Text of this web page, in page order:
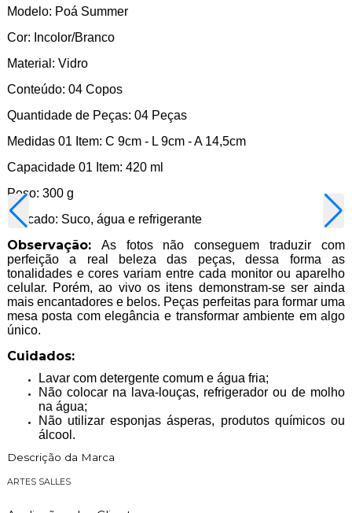
Modelo: Poá Summer
Cor: Incolor/Branco
Material: Vidro
Conteúdo: 04 Copos
Quantidade de Peças: 04 Peças
Medidas 01 Item: C 9cm - L 9cm - A 14,5cm
Capacidade 01 Item: 420 ml
Peso: 300 g
Indicado: Suco, água e refrigerante
Observação:As fotos não conseguem traduzir com
perfeição a real beleza das peças, dessa forma as
tonalidades e cores variam entre cada monitor ou aparelho
celular. Porém, ao vivo os itens demonstram-se ser ainda
mais encantadores e belos. Peças perfeitas para formar uma
mesa posta com elegância e transformar ambiente em algo
único.
Cuidados:
Lavar com detergente comum e água fria;
Não colocar na lava-louças, refrigerador ou de molho
na água;
Não utilizar esponjas ásperas, produtos químicos ou
álcool.
Descrição da Marca
ARTES SALLES